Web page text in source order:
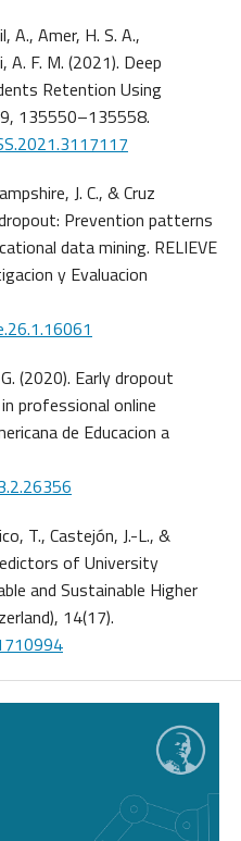
A., Amer, H. S. A.,
A. F. M. (2021). Deep
Retention Using
9, 135550–135558.
J. C., & Cruz
Prevention patterns
data mining. RELIEVE
y Evaluacion
(2020). Early dropout
professional online
de Educacion a
T., Castejón, J.-L., &
of University
and Sustainable Higher
14(17).